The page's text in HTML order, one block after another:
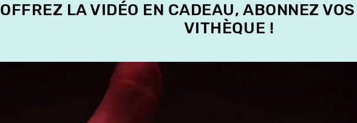
OFFREZ LA VIDÉO EN CADEAU, ABONNEZ
VITHÈQUE !